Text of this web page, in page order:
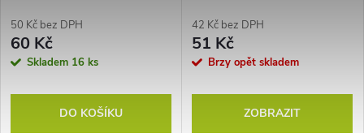
50 Kč bez DPH
60 Kč
Skladem 16 ks
DO KOŠÍKU
42 Kč bez DPH
51 Kč
Brzy opět skladem
ZOBRAZIT